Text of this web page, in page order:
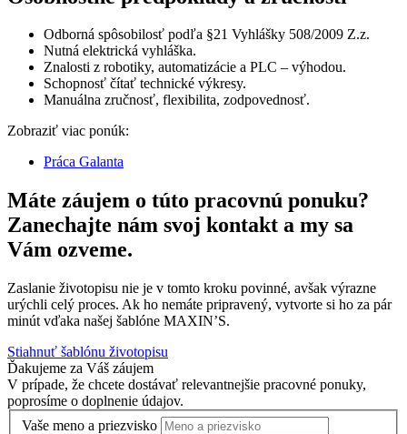
Odborná spôsobilosť podľa §21 Vyhlášky 508/2009 Z.z.
Nutná elektrická vyhláška.
Znalosti z robotiky, automatizácie a PLC – výhodou.
Schopnosť čítať technické výkresy.
Manuálna zručnosť, flexibilita, zodpovednosť.
Zobraziť viac ponúk:
Práca Galanta
Máte záujem o túto pracovnú ponuku?
Zanechajte nám svoj kontakt a my sa
Vám ozveme.
Zaslanie životopisu nie je v tomto kroku povinné, avšak výrazne
urýchli celý proces. Ak ho nemáte pripravený, vytvorte si ho za pár
minút vďaka našej šablóne MAXIN’S.
Stiahnuť šablónu životopisu
Ďakujeme za Váš záujem
V prípade, že chcete dostávať relevantnejšie pracovné ponuky,
poprosíme o doplnenie údajov.
Vaše meno a priezvisko